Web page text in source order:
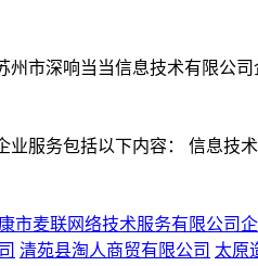
市深响当当信息技术有限公
业服务包括以下内容： 信息
市麦联网络技术服务有限公司
清苑县淘人商贸有限公司 太原